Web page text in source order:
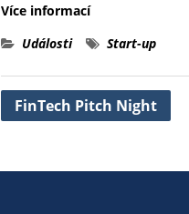
Více informací
Události
Start-up
Navigace
FinTech Pitch Night